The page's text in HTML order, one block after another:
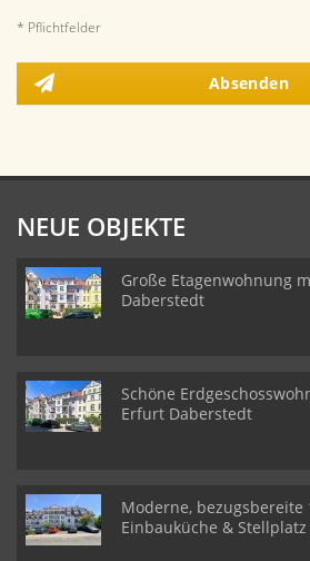
* Pflichtfelder
Absenden
NEUE OBJEKTE
Große Etagenwohnung
Daberstedt
Schöne
Erfurt Daberstedt
Moderne,
Einbauküche & Stellplatz